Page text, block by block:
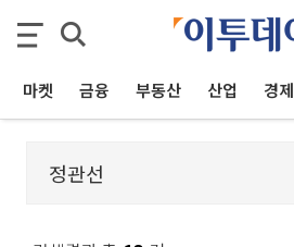
마켓 금융 부동산 산업 경제